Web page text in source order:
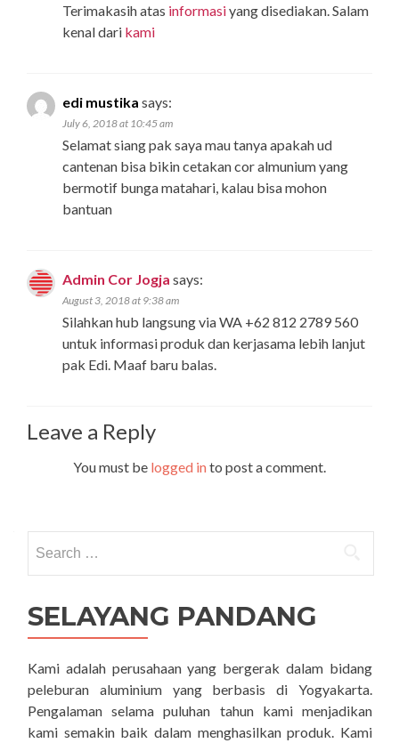
Terimakasih atas informasiyang disediakan. Salam
kenal dari kami
edi mustika says:
July 6, 2018 at 10:45 am
Selamat siang pak saya mau tanya apakah ud
cantenan bisa bikin cetakan cor almunium yang
bermotif bunga matahari, kalau bisa mohon
bantuan
Admin Cor Jogja says:
August 3, 2018 at 9:38 am
Silahkan hub langsung via WA +62 812 2789 560
untuk informasi produk dan kerjasama lebih lanjut
pak Edi. Maaf baru balas.
Leave a Reply
You must be logged into post a comment.
for:
SELAYANG PANDANG
Kami adalah perusahaan yang bergerak dalam bidang
peleburan aluminium yang berbasis di Yogyakarta.
Pengalaman selama puluhan tahun kami menjadikan
kami semakin baik dalam menghasilkan produk. Kami